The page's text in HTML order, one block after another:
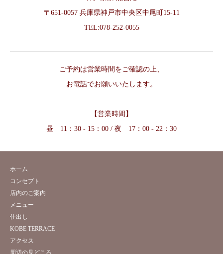
〒651-0057 兵庫県神戸市中央区中尾町15-11
TEL:078-252-0055
ご予約は営業時間をご確認の上、
お電話でお願いいたします。
【営業時間】
昼 11：30 - 15：00 / 夜 17：00 - 22：30
ホーム
コンセプト
店内のご案内
メニュー
仕出し
KOBE TERRACE
アクセス